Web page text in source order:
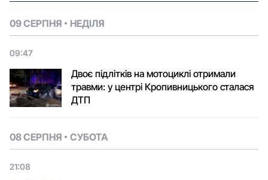
09 СЕРПНЯ НЕДІЛЯ
09:47
Двоє підлітків на мотоциклі отримали
травми: у центрі Кропивницького сталася
ДТП
08 СЕРПНЯ СУБОТА
21:08